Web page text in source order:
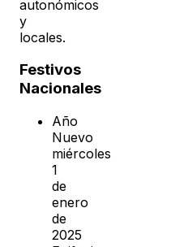
autonómicos
y
locales.
Festivos
Nacionales
Año
Nuevo
miércoles
1
de
enero
de
2025